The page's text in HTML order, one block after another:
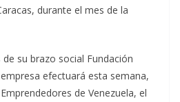
durante el mes de la
su brazo social Fundación
efectuará esta semana,
de Venezuela, el